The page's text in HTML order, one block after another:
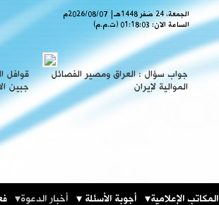
الجمعة، 24 صَفر 1448 هـ 2026/08/07م
الساعة الان:01:18:05 (ت.م.م)
جواب سؤال : العراق ومصير الفصائل
الموالية لإيران
قوافل
جبين
المكاتب الإعلامية أجوبة الأسئلة أخبار الدعوة